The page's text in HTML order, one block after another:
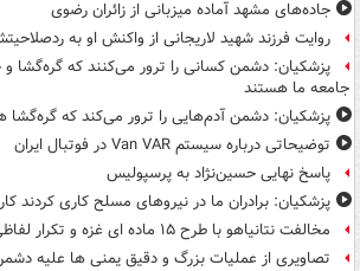
جاده‌های مشهد آماده میزبانی از زائران رضوی
روایت فرزند شهید لاریجانی از واکنش او به
پزشکیان: دشمن کسانی را ترور می‌کنند که گره‌گشا
جامعه ما هستند
پزشکیان: دشمن آدم‌هایی را ترور می‌کند که گره‌گشا
توضیحاتی درباره سیستم Van VAR در فوتبال ایران
پاسخ نهایی حسین‌نژاد به پرسپولیس
پزشکیان: برادران ما در نیروهای مسلح کاری کردند
مخالفت نتانیاهو با طرح ۱۵ ماده ای غزه و تکرار لفاظی علیه ایران
تصاویری از عملیات بزرگ و دقیق یمنی ها علیه